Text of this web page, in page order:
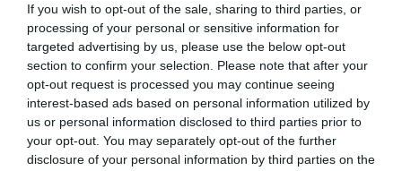
If you wish to opt-out of the sale, sharing to third parties, or
processing of your personal or sensitive information for
targeted advertising by us, please use the below opt-out
section to confirm your selection. Please note that after your
opt-out request is processed you may continue seeing
interest-based ads based on personal information utilized by
us or personal information disclosed to third parties prior to
your opt-out. You may separately opt-out of the further
disclosure of your personal information by third parties on the
PRONEWS.GR /ΔΙΕΘΝΗΣ ΠΟΛΙΤΙΚΗ
Τ.Μελόνι «Δεν δεχόμαστε τελεσίγραφα»